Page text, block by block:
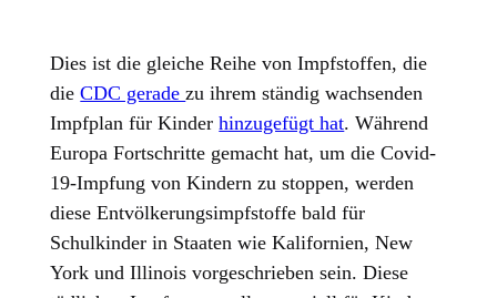
Dies ist die gleiche Reihe von Impfstoffen, die
dieCDC geradezu ihrem ständig wachsenden
Impfplan für Kinderhinzugefügt hat. Während
Europa Fortschritte gemacht hat, um die Covid-
19-Impfung von Kindern zu stoppen, werden
diese Entvölkerungsimpfstoffe bald für
Schulkinder in Staaten wie Kalifornien, New
York und Illinois vorgeschrieben sein. Diese